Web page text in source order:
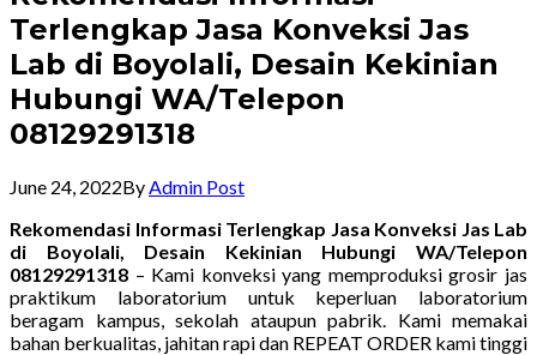
Terlengkap Jasa Konveksi Jas
Lab di Boyolali, Desain Kekinian
Hubungi WA/Telepon
08129291318
June 24, 2022By Admin Post
Rekomendasi Informasi Terlengkap Jasa Konveksi Jas Lab
di Boyolali, Desain Kekinian Hubungi WA/Telepon
08129291318 – Kami konveksi yang memproduksi grosir jas
praktikum laboratorium untuk keperluan laboratorium
beragam kampus, sekolah ataupun pabrik. Kami memakai
bahan berkualitas, jahitan rapi dan REPEAT ORDER kami tinggi